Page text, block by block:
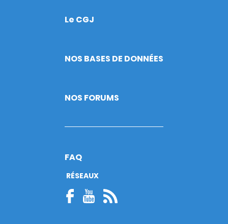
Footer
Le CGJ
NOS BASES DE DONNÉES
NOS FORUMS
FAQ
RÉSEAUX